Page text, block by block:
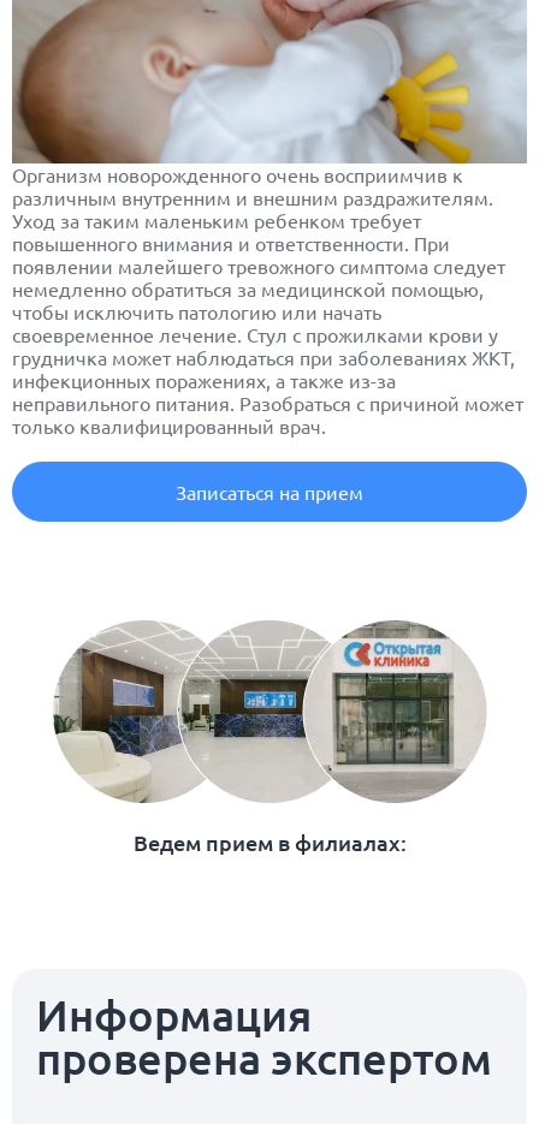
Ведем прием в филиалах:
Организм новорожденного очень восприимчив к
различным внутренним и внешним раздражителям.
Уход за таким маленьким ребенком требует
повышенного внимания и ответственности. При
появлении малейшего тревожного симптома следует
немедленно обратиться за медицинской помощью,
чтобы исключить патологию или начать
своевременное лечение. Стул с прожилками крови у
грудничка может наблюдаться при заболеваниях ЖКТ,
инфекционных поражениях, а также из-за
неправильного питания. Разобраться с причиной может
только квалифицированный врач.
Записаться на прием
Информация
проверена экспертом